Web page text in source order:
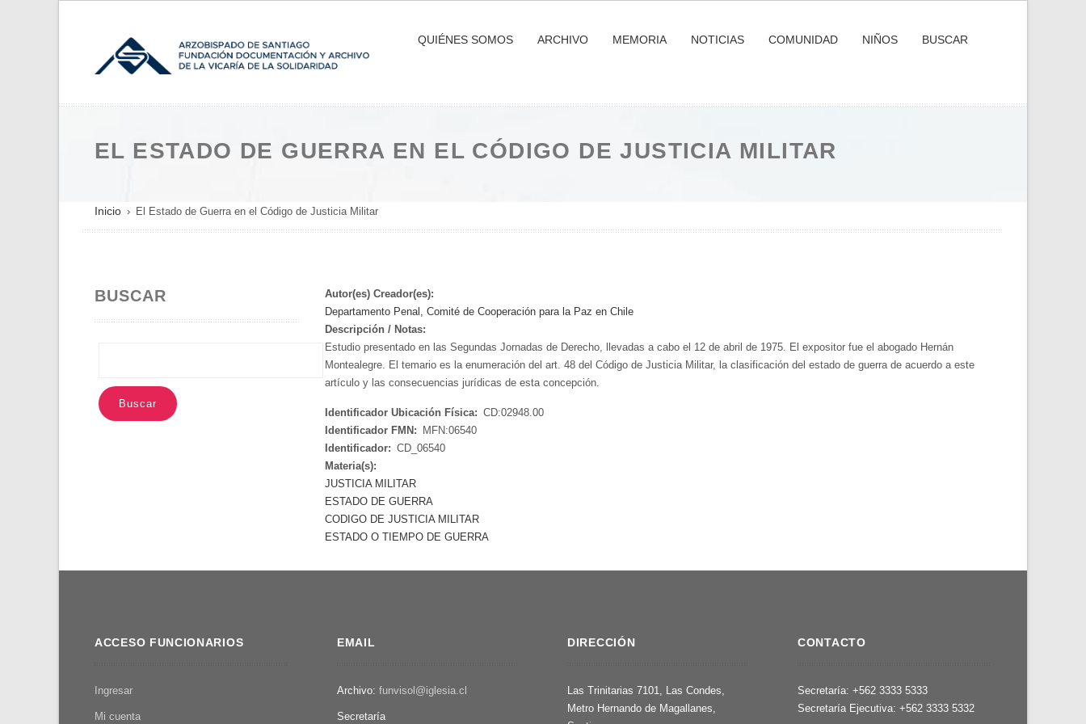
QUIÉNES SOMOS ARCHIVO MEMORIA NOTICIAS COMUNIDAD NIÑOS BUSCAR
EL ESTADO DE GUERRA EN EL CÓDIGO DE JUSTICIA MILITAR
SOBRESCRIBIR
ENLACES
A
LA
Inicio El Estado de Guerra en el Código de Justicia Militar
BUSCAR
Autor(es) Creador(es):
Departamento Penal, Comité de Cooperación para la Paz en Chile
Descripción / Notas:
Estudio presentado en las Segundas Jornadas de Derecho, llevadas a cabo el 12 de abril de 1975. El expositor fue el abogado Hernán
Montealegre. El temario es la enumeración del art. 48 del Código de Justicia Militar, la clasificación del estado de guerra de acuerdo a este
artículo y las consecuencias jurídicas de esta concepción.
Identificador Ubicación Física: CD:02948.00
Identificador FMN:
MFN:06540
Identificador: CD_06540
Materia(s):
JUSTICIA MILITAR
ESTADO DE GUERRA
CODIGO DE JUSTICIA MILITAR
ESTADO O TIEMPO DE GUERRA
ACCESO FUNCIONARIOS
Ingresar
Mi cuenta
EMAIL
Archivo: funvisol@iglesia.cl
Secretaría
DIRECCIÓN
Las Trinitarias 7101, Las Condes,
Metro Hernando de Magallanes,
CONTACTO
Secretaría: +562 3333 5333
Secretaría Ejecutiva: +562 3333 5332